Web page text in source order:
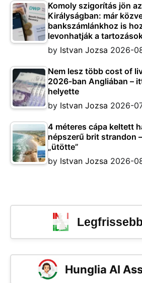
Komoly szigorítás jön
Királyságban: már
bankszámlánkhoz is
levonhatják a
by Istvan Jozsa 2026-
Nem lesz több cost of
2026-ban Angliában –
helyette
by Istvan Jozsa 2026-
4 méteres cápa keltett
népszerű brit strandon
„ütötte”
by Istvan Jozsa 2026-
Hunglia AI